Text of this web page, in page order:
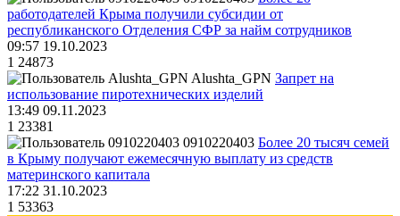
работодателей Крыма получили субсидии от
республиканского Отделения СФР за найм сотрудников
09:57 19.10.2023
1 24873
Alushta_GPN Запрет на
использование пиротехнических изделий
13:49 09.11.2023
1 23381
0910220403 Более 20 тысяч семей
в Крыму получают ежемесячную выплату из средств
материнского капитала
17:22 31.10.2023
1 53363